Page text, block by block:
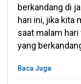
berkandang di
hari ini, jika kita
saat malam
yang
Baca Juga